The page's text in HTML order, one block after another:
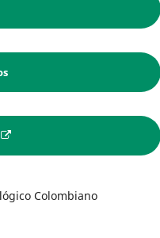
Colombiano